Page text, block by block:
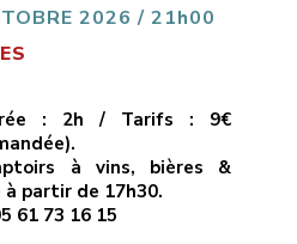
2026 / 21h00
: 2h / Tarifs : 9€
à vins, bières &
partir de 17h30.
61 73 16 15